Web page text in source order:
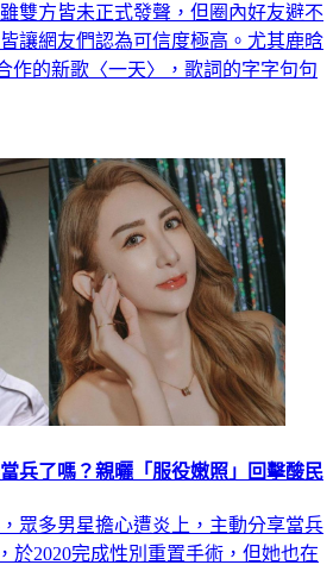
雙方皆未正式發聲，但圈內好友避不
讓網友們認為可信度極高。尤其鹿晗
作的新歌〈一天〉，歌詞的字字句句
兵了嗎？親曬「服役嫩照」回擊酸民
眾多男星擔心遭炎上，主動分享當兵
於2020完成性別重置手術，但她也在